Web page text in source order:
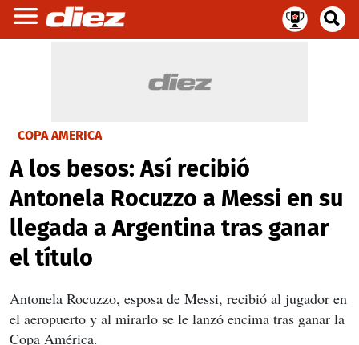
COPA AMERICA
A los besos: Así recibió
Antonela Rocuzzo a Messi en su
llegada a Argentina tras ganar
el título
Antonela Rocuzzo, esposa de Messi, recibió al jugador en
el aeropuerto y al mirarlo se le lanzó encima tras ganar la
Copa América.